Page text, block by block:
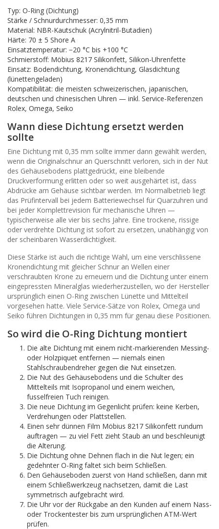
Typ: O-Ring (Dichtung)
Stärke / Schnurdurchmesser: 0,35 mm
Material: NBR-Kautschuk (Acrylnitril-Butadien)
Härte: 70 ± 5 Shore A
Einsatztemperatur: −20 °C bis +100 °C
Schmierstoff: Möbius 8217 Silikonfett, Silikon-Uhrenfette
Einsatz: Bodendichtung, Kronendichtung, Glasdichtung
(lünettengeladen)
Kompatibilität: die meisten schweizerischen, japanischen,
deutschen und chinesischen Uhren — inkl. Service-Referenzen
Rolex, Omega, Seiko
Wann diese Dichtung ersetzt werden
sollte
Eine Dichtung mit 0,35 mm sollte immer dann gewählt werden,
wenn die Originalschnur an Querschnitt verloren, sich in der Nut
des Gehäusebodens plattgedrückt, eine bleibende
Druckverformung erlitten oder so weit ausgehärtet ist, dass
Abdrücke am Gehäuse sichtbar werden. Im Normalbetrieb liegt
das Prüfintervall bei jedem Batteriewechsel für Quarzuhren und
bei jeder Komplettrevision für mechanische Uhren —
typischerweise alle vier bis sechs Jahre. Eine trockene, rissige
oder verdrehte Dichtung ist sofort zu ersetzen, unabhängig von
der scheinbaren Wasserdichtigkeit.
Diese Stärke ist auch die richtige Wahl, um eine verschlissene
Kronendichtung mit gleicher Schnur an Wellen einer
verschraubten Krone zu erneuern und die Dichtung unter einem
eingepressten Mineralglas wiederherzustellen, wo der Hersteller
ursprünglich einen O-Ring zwischen Lünette und Mittelteil
vorgesehen hatte. Viele Service-Sätze von Rolex, Omega und
Seiko führen Dichtungen in 0,35 mm für genau diese Positionen.
So wird die O-Ring Dichtung montiert
Die alte Dichtung mit einem nicht-markierenden Messing-
oder Holzpiquet entfernen — niemals einen
Stahlschraubendreher gegen die Nut einsetzen.
Die Nut des Gehäusebodens und die Schulter des
Mittelteils mit Isopropanol und einem weichen,
fusselfreien Tuch reinigen.
Die neue Dichtung im Gegenlicht prüfen: keine Kerben,
Verdrehungen oder Plattstellen.
Einen sehr dünnen Film Möbius 8217 Silikonfett rundum
auftragen — zu viel Fett zieht Staub an und beschleunigt
die Alterung.
Die Dichtung ohne Dehnen flach in die Nut legen; ein
gedehnter O-Ring faltet sich beim Schließen.
Den Gehäuseboden zuerst von Hand schließen, dann mit
einem Schließwerkzeug nachsetzen, damit die Last
symmetrisch aufgebracht wird.
Die Uhr vor der Rückgabe an den Kunden auf einem Nass-
oder Trockentester bis zum ursprünglichen ATM-Wert
prüfen.